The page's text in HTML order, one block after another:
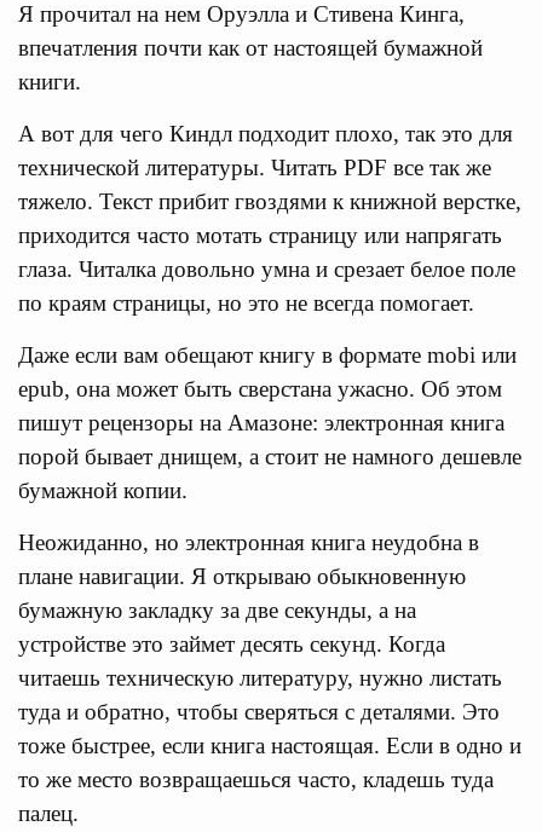
Я прочитал на нем Оруэлла и Стивена Кинга,
впечатления почти как от настоящей бумажной
книги.
А вот для чего Киндл подходит плохо, так это для
технической литературы. Читать PDF все так же
тяжело. Текст прибит гвоздями к книжной верстке,
приходится часто мотать страницу или напрягать
глаза. Читалка довольно умна и срезает белое поле
по краям страницы, но это не всегда помогает.
Даже если вам обещают книгу в формате mobi или
epub, она может быть сверстана ужасно. Об этом
пишут рецензоры на Амазоне: электронная книга
порой бывает днищем, а стоит не намного дешевле
бумажной копии.
Неожиданно, но электронная книга неудобна в
плане навигации. Я открываю обыкновенную
бумажную закладку за две секунды, а на
устройстве это займет десять секунд. Когда
читаешь техническую литературу, нужно листать
туда и обратно, чтобы сверяться с деталями. Это
тоже быстрее, если книга настоящая. Если в одно и
то же место возвращаешься часто, кладешь туда
палец.